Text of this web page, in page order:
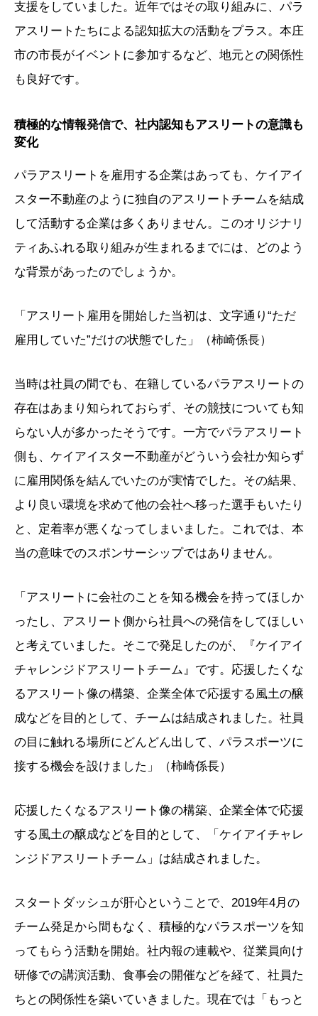
支援をしていました。近年ではその取り組みに、パラ
アスリートたちによる認知拡大の活動をプラス。本庄
市の市長がイベントに参加するなど、地元との関係性
も良好です。
積極的な情報発信で、社内認知もアスリートの意識も
変化
パラアスリートを雇用する企業はあっても、ケイアイ
スター不動産のように独自のアスリートチームを結成
して活動する企業は多くありません。このオリジナリ
ティあふれる取り組みが生まれるまでには、どのよう
な背景があったのでしょうか。
「アスリート雇用を開始した当初は、文字通り“ただ
雇用していた”だけの状態でした」（柿崎係長）
当時は社員の間でも、在籍しているパラアスリートの
存在はあまり知られておらず、その競技についても知
らない人が多かったそうです。一方でパラアスリート
側も、ケイアイスター不動産がどういう会社か知らず
に雇用関係を結んでいたのが実情でした。その結果、
より良い環境を求めて他の会社へ移った選手もいたり
と、定着率が悪くなってしまいました。これでは、本
当の意味でのスポンサーシップではありません。
「アスリートに会社のことを知る機会を持ってほしか
ったし、アスリート側から社員への発信をしてほしい
と考えていました。そこで発足したのが、『ケイアイ
チャレンジドアスリートチーム』です。応援したくな
るアスリート像の構築、企業全体で応援する風土の醸
成などを目的として、チームは結成されました。社員
の目に触れる場所にどんどん出して、パラスポーツに
接する機会を設けました」（柿崎係長）
応援したくなるアスリート像の構築、企業全体で応援
する風土の醸成などを目的として、「ケイアイチャレ
ンジドアスリートチーム」は結成されました。
スタートダッシュが肝心ということで、2019年4月の
チーム発足から間もなく、積極的なパラスポーツを知
ってもらう活動を開始。社内報の連載や、従業員向け
研修での講演活動、食事会の開催などを経て、社員た
ちとの関係性を築いていきました。現在では「もっと